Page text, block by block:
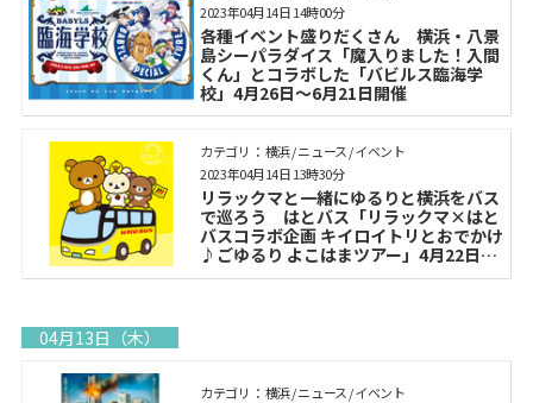
各種イベント盛りだくさん 横浜・八景
島シーパラダイス「魔入りました！入間
くん」とコラボした「バビルス臨海学
校」4月26日～6月21日開催
2023年04月14日 14時00分
カテゴリ： 横浜 / ニュース / イベント
リラックマと一緒にゆるりと横浜をバス
で巡ろう はとバス「リラックマ×はと
バスコラボ企画 キイロイトリとおでかけ
♪ごゆるり よこはまツアー」4月22日よ
り運行
2023年04月14日 13時30分
04月13日（木）
カテゴリ： 横浜 / ニュース / イベント